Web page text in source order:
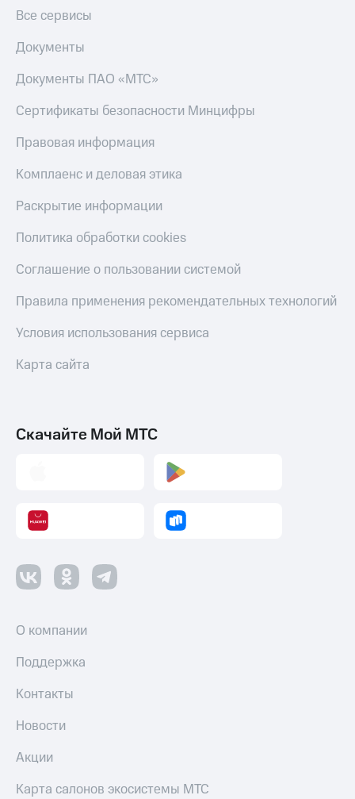
Все сервисы
Документы
Документы ПАО «МТС»
Сертификаты безопасности Минцифры
Правовая информация
Комплаенс и деловая этика
Раскрытие информации
Политика обработки cookies
Соглашение о пользовании системой
Правила применения рекомендательных технологий
Условия использования сервиса
Карта сайта
Скачайте Мой МТС
О компании
Поддержка
Контакты
Новости
Акции
Карта салонов экосистемы МТС